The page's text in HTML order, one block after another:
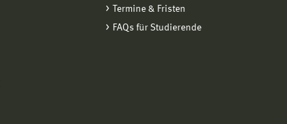
Termine & Fristen
FAQs für Studierende